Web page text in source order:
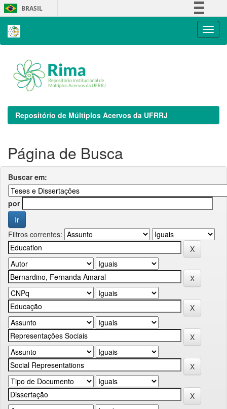
Skip
navigation
BRASIL
Repositório de Múltiplos Acervos da UFRRJ
Página de Busca
Buscar em:
por
Filtros correntes: